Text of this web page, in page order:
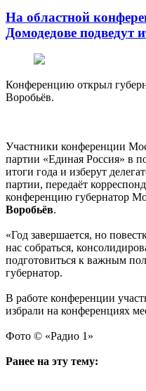
На областной
Домодедове подведут
Конференцию открыл
Воробьёв.
Участники конференции
партии «Единая Россия» в
итоги года и изберут
партии, передаёт
конференцию губернатор
Воробьёв.
«Год завершается, но
нас собраться,
подготовиться к важным
губернатор.
В работе конференции
избрали на конференциях
Фото © «Радио 1»
Ранее на эту тему: